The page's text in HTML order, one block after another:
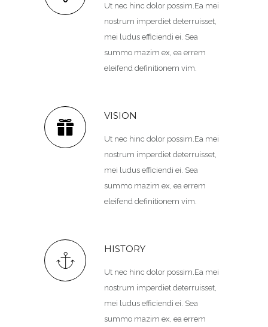
Ut nec hinc dolor possim.Ea mei
nostrum imperdiet deterruisset,
mei ludus efficiendi ei. Sea
summo mazim ex, ea errem
eleifend definitionem vim.
VISION
Ut nec hinc dolor possim.Ea mei
nostrum imperdiet deterruisset,
mei ludus efficiendi ei. Sea
summo mazim ex, ea errem
eleifend definitionem vim.
HISTORY
Ut nec hinc dolor possim.Ea mei
nostrum imperdiet deterruisset,
mei ludus efficiendi ei. Sea
summo mazim ex, ea errem